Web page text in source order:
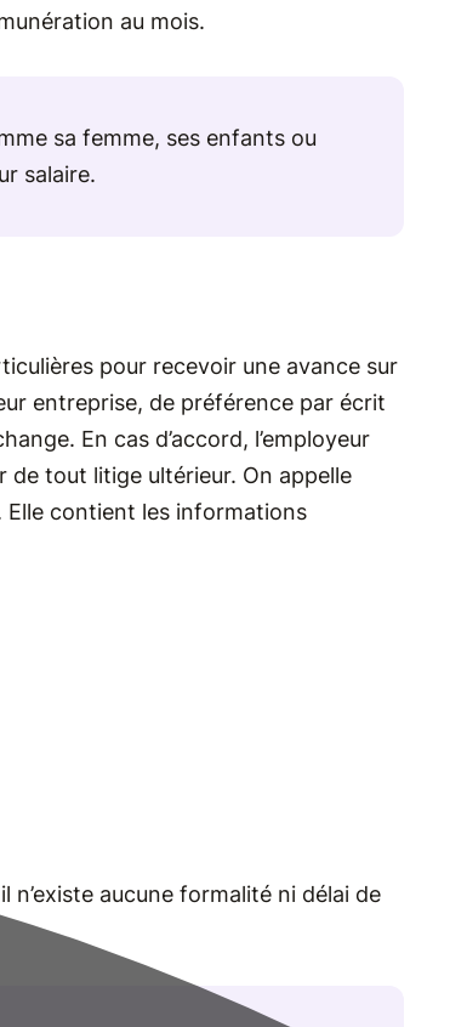
au mois.
sa femme, ses enfants ou
salaire.
pour recevoir une avance sur
entreprise, de préférence par écrit
En cas d’accord, l’employeur
tout litige ultérieur. On appelle
Elle contient les informations
aucune formalité ni délai de